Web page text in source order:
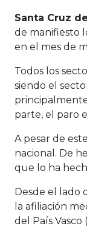
Santa Cruz
de manifiesto
en el mes de
Todos los
siendo el
principalmente
parte, el paro
A pesar de
nacional. De
que lo ha
Desde el lado
la afiliación
del País